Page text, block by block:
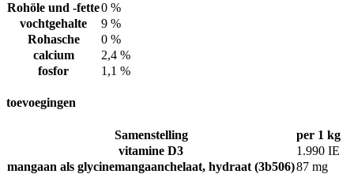
Rohöle und -fette0 %
vochtgehalte
9 %
Rohasche
0 %
calcium
2,4 %
fosfor
1,1 %
toevoegingen
Samenstelling
per 1 kg
vitamine D3
1.990 IE
mangaan als glycinemangaanchelaat, hydraat (3b506)87 mg